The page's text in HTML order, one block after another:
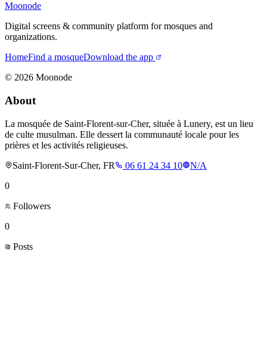
Moonode
Digital screens & community platform for mosques and
organizations.
HomeFind a mosqueDownload the app
© 2026 Moonode
About
La mosquée de Saint-Florent-sur-Cher, située à Lunery, est un lieu
de culte musulman. Elle dessert la communauté locale pour les
prières et les activités religieuses.
Saint-Florent-Sur-Cher, FR
06 61 24 34 10
N/A
0
Followers
0
Posts